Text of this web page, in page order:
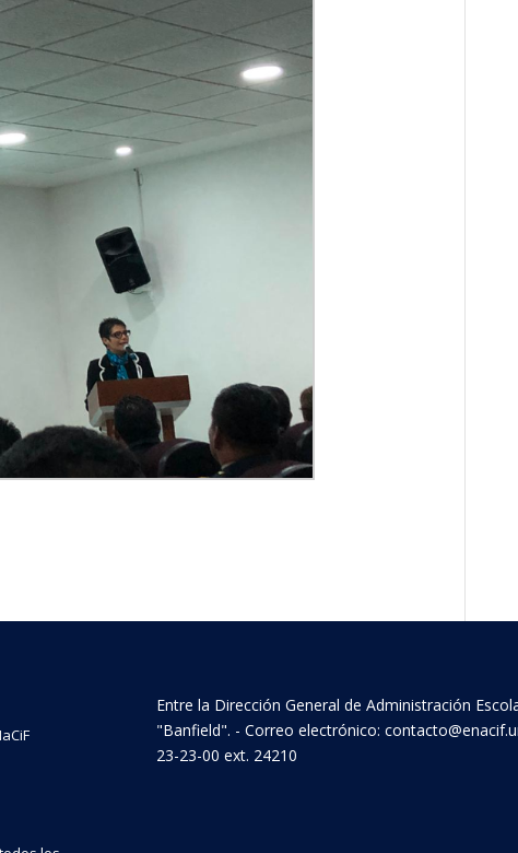
Entre la Dirección General de Administración
"Banfield". - Correo electrónico:
23-23-00 ext. 24210